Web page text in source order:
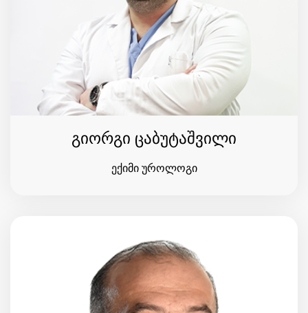
გიორგი ცაბუტაშვილი
ექიმი უროლოგი